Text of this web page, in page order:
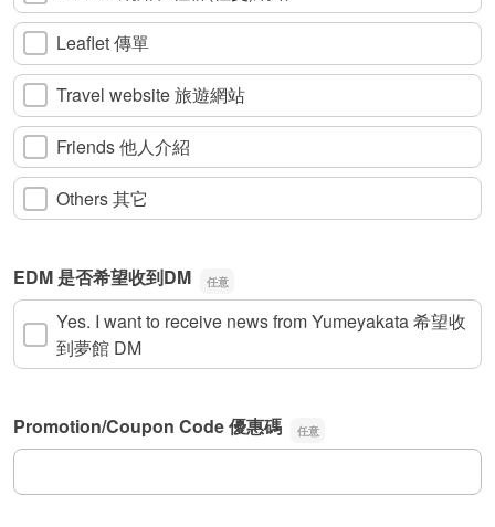
Leaflet 傳單
Travel website 旅遊網站
Friends 他人介紹
Others 其它
EDM 是否希望收到DM
Yes. I want to receive news from Yumeyakata 希望收
到夢館 DM
Promotion/Coupon Code 優惠碼
Promotion/Coupon Code 優惠碼